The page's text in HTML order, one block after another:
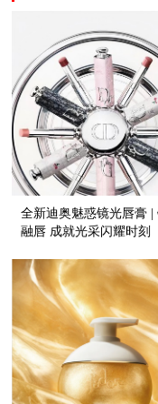
全新迪奥魅惑镜光唇膏 |
融唇 成就光采闪耀时刻